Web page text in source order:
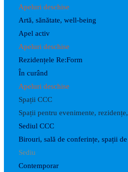
Apeluri deschise
Artă, sănătate, well-being
Apel activ
Apeluri deschise
Rezidențele Re:Form
În curând
Apeluri deschise
Spații CCC
Spații pentru evenimente,
Sediul CCC
Birouri, sală de conferințe, spații
Sediu
Contemporar